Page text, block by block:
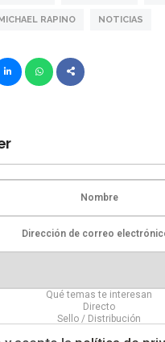
RAPINO NOTICIAS